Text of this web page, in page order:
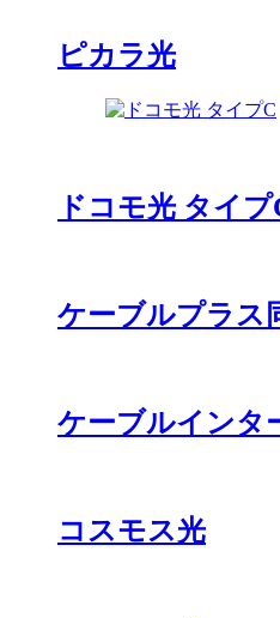
ピカラ光
ドコモ光 タイプ
ケーブルプラス
ケーブルインタ
コスモス光